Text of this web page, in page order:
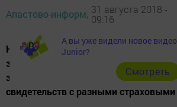
Апастово-информ, 31 августа 2018 -
09:16
Нередко сотрудниками ПФР при
застрахованных лиц выявляются
застрахованное лицо имеет два и
свидетельств с разными
А вы уже видели новое
Junior?
Cмотреть